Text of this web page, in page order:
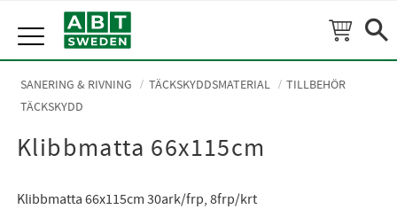
Meny
SANERING & RIVNING TÄCKSKYDDSMATERIAL
TILLBEHÖR
TÄCKSKYDD
Klibbmatta 66x115cm
Klibbmatta 66x115cm 30ark/frp, 8frp/krt